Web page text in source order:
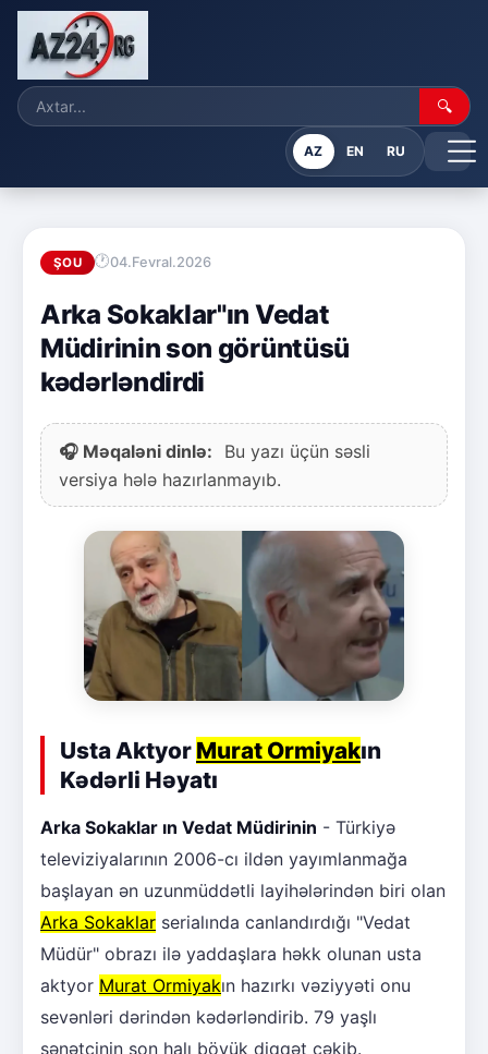
🔍
AZ EN RU
ŞOU 04.Fevral.2026
Arka Sokaklar"ın Vedat
Müdirinin son görüntüsü
kədərləndirdi
🎧 Məqaləni dinlə:
Bu yazı üçün səsli
versiya hələ hazırlanmayıb.
Usta Aktyor Murat Ormiyakın
Kədərli Həyatı
Arka Sokaklar ın Vedat Müdirinin - Türkiyə
televiziyalarının 2006-cı ildən yayımlanmağa
başlayan ən uzunmüddətli layihələrindən biri olan
Arka Sokaklar serialında canlandırdığı "Vedat
Müdür" obrazı ilə yaddaşlara həkk olunan usta
aktyor Murat Ormiyakın hazırkı vəziyyəti onu
sevənləri dərindən kədərləndirib. 79 yaşlı
sənətçinin son halı böyük diqqət çəkib.